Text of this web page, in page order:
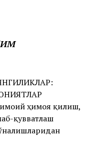
ҳимоя қилиш,
қувватлаш